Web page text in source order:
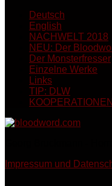
Deutsch
English
NACHWELT 2018
NEU: Der
Der Monsterfresser
Einzelne Werke
Links
TIP: DLW
KOOPERATIONEN
Impressum und